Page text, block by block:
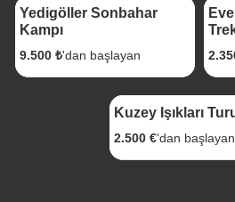
Yedigöller Sonbahar
Kampı
9.500 ₺'dan başlayan
6 Gece 7 Gün
Kuzey Işıkları
2.500 €'dan başlayan